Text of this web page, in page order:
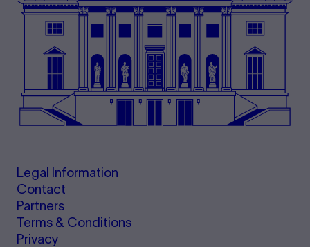
Legal Information
Contact
Partners
Terms & Conditions
Privacy